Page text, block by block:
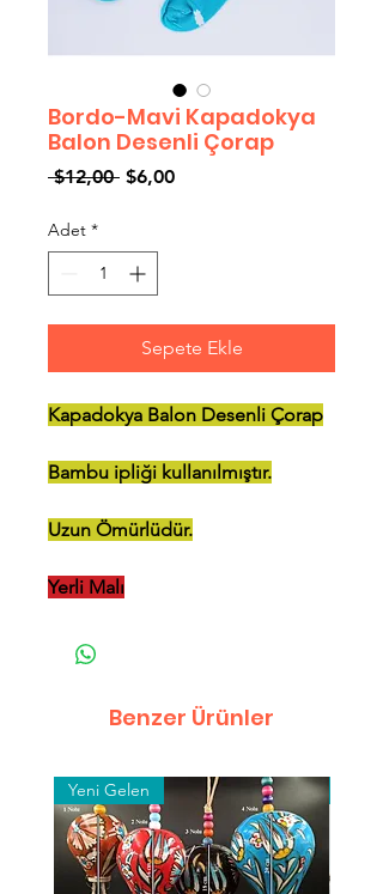
Bordo-Mavi Kapadokya
Balon Desenli Çorap
$12,00 Normal
$6,00İndirimli
Adet *
Sepete Ekle
Kapadokya Balon Desenli Çorap
Bambu ipliği kullanılmıştır.
Uzun Ömürlüdür.
Yerli Malı
Benzer Ürünler
Yeni Gelen